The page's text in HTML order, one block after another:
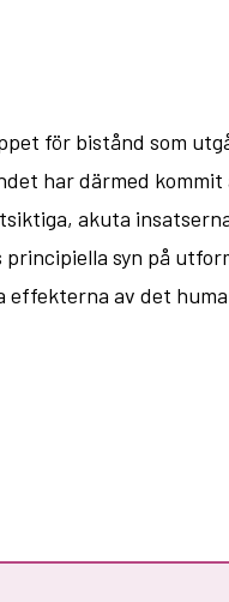
för bistånd som
har därmed
akuta
syn på
effekterna av det